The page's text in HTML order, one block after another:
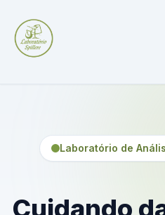
Laboratório de
Cuidando